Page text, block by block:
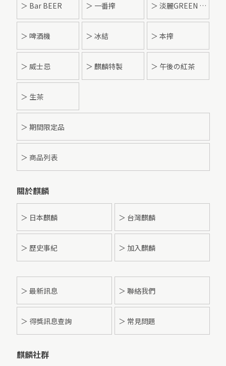
＞ Bar BEER ＞ 一番搾 ＞ 淡麗GREEN LABEL
＞ 啤酒機 ＞ 冰結 ＞ 本搾
＞ 威士忌 ＞ 麒麟特製 ＞ 午後の紅茶
＞ 生茶
＞ 期間限定品
＞ 商品列表
關於麒麟
＞ 日本麒麟 ＞ 台灣麒麟
＞ 歷史事紀 ＞ 加入麒麟
＞ 最新訊息 ＞ 聯絡我們
＞ 得獎訊息查詢 ＞ 常見問題
麒麟社群